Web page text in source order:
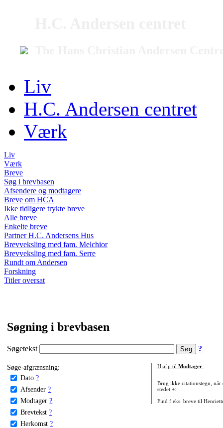
Liv
H.C. Andersen centret
Værk
Liv
Værk
Breve
Søg i brevbasen
Afsendere og modtagere
Breve om HCA
Ikke tidligere trykte breve
Alle breve
Enkelte breve
Partner H.C. Andersens Hus
Brevveksling med fam. Melchior
Brevveksling med fam. Serre
Rundt om Andersen
Forskning
Titler oversat
Søgning i brevbasen
Søgetekst ?
Søge-afgrænsning:
Dato ?
Afsender ?
Modtager ?
Brevtekst ?
Herkomst ?
Hjælp til Modtager:
Brug ikke citationstegn, når
stedet +:
Find f.eks. breve til